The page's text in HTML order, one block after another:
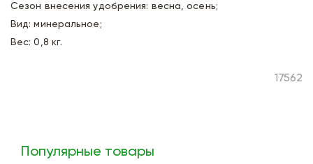
Сезон внесения удобрения: весна, осень;
Вид: минеральное;
Вес: 0,8 кг.
17562
Популярные товары